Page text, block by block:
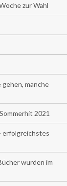
zur Wahl
manche
2021
erfolgreichstes
wurden im